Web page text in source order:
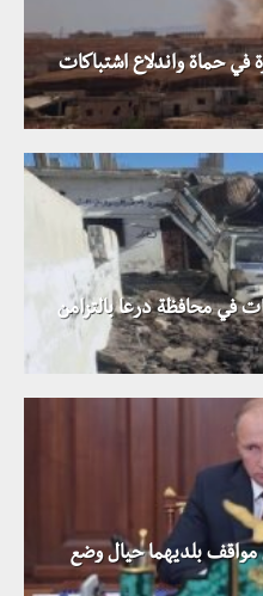
حماة واندلاع اشتباكات
في محافظة درعا بالتزامن
مواقف بلديهما حيال وضع